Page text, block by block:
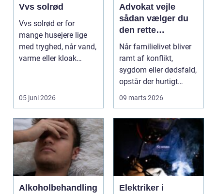
Vvs solrød
Vvs solrød er for
mange husejere lige
med tryghed, når vand,
varme eller kloak
05 juni 2026
Advokat vejle
sådan vælger du
den rette
familieretsadvokat
Når familielivet bliver
ramt af konflikt,
sygdom eller dødsfald,
opstår der hurtigt
spørgsmål, som k...
09 marts 2026
Alkoholbehandling
Elektriker i